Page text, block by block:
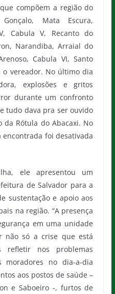
compõem a região do
Mata Escura,
Cabula V, Recanto do
Narandiba, Arraial do
Cabula VI, Santo
o vereador. No último dia
explosões e gritos
durante um confronto
tudo dava pra ser ouvido
Rótula do Abacaxi. No
foi desativada
ele apresentou um
de Salvador para a
sustentação e apoio aos
na região. “A presença
em uma unidade
não só a crise que está
refletir nos problemas
moradores no dia-a-dia
aos postos de saúde –
e Saboeiro -, furtos de